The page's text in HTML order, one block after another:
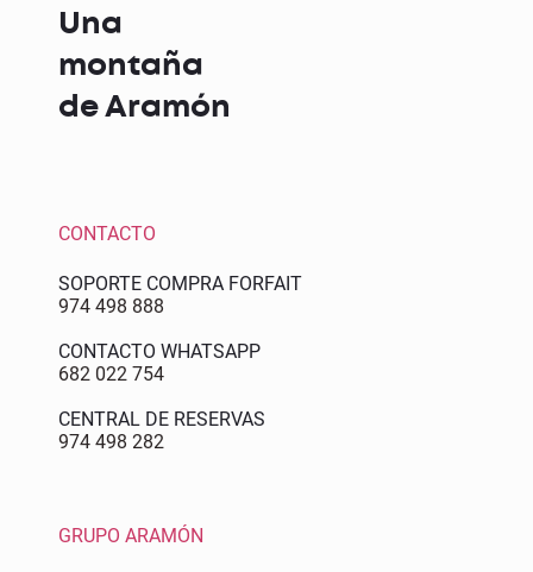
Una
montaña
de Aramón
CONTACTO
SOPORTE COMPRA FORFAIT
974 498 888
CONTACTO WHATSAPP
682 022 754
CENTRAL DE RESERVAS
974 498 282
GRUPO ARAMÓN